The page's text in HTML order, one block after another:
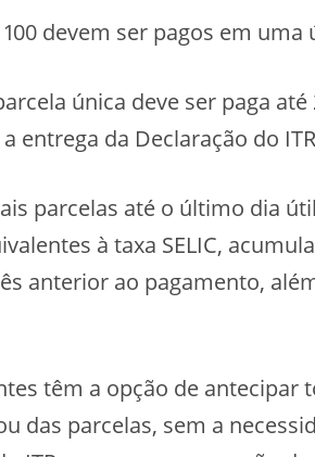
devem ser pagos em uma
única deve ser paga
entrega da Declaração do
parcelas até o último dia
à taxa SELIC,
anterior ao pagamento,
têm a opção de antecipar
das parcelas, sem a